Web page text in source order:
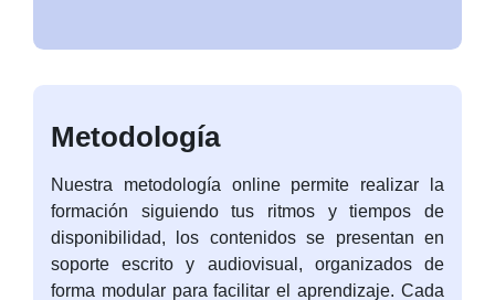
Metodología
Nuestra metodología online permite realizar la
formación siguiendo tus ritmos y tiempos de
disponibilidad, los contenidos se presentan en
soporte escrito y audiovisual, organizados de
forma modular para facilitar el aprendizaje. Cada